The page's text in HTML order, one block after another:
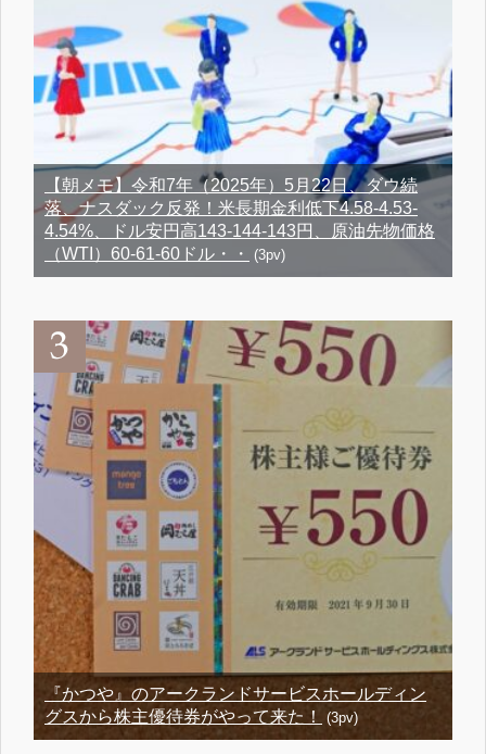
【朝メモ】令和7年（2025年）5月22日、ダウ続
落、ナスダック反発！米長期金利低下4.58-4.53-
4.54%、ドル安円高143-144-143円、原油先物価格
（WTI）60-61-60ドル・・
(3pv)
『かつや』のアークランドサービスホールディン
グスから株主優待券がやって来た！
(3pv)